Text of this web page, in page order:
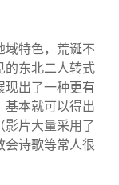
域特色，荒诞不
的东北二人转式
现出了一种更有
基本就可以得出
片大量采用了
会诗歌等常人很